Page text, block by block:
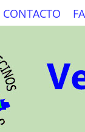
CONTACTO